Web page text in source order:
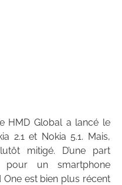
HMD Global a lancé le
2.1 et Nokia 5.1. Mais,
mitigé. D’une part
pour un smartphone
est bien plus récent